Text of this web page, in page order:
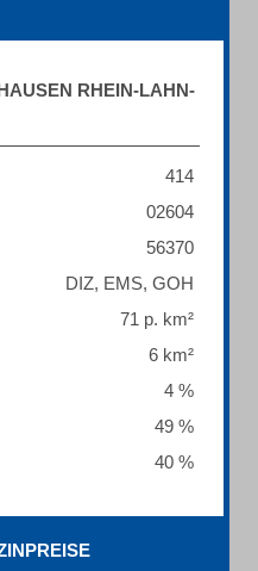
RHEIN-LAHN-
414
02604
56370
DIZ, EMS, GOH
71 p. km²
6 km²
4 %
49 %
40 %